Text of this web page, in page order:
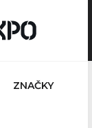
ZNAČKY